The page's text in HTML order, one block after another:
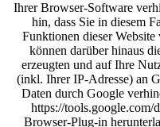
Ihrer Browser-Software
hin, dass Sie in diesem
Funktionen dieser
können darüber hinaus
erzeugten und auf Ihre
(inkl. Ihrer IP-Adresse) an
Daten durch Google
https://tools.google.com/
Browser-Plug-in